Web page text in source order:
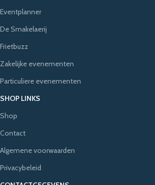
Eventplanner
De Smakelaerij
Frietbuzz
Zakelijke evenementen
Particuliere evenementen
SHOP LINKS
Shop
Contact
Algemene voorwaarden
Privacybeleid